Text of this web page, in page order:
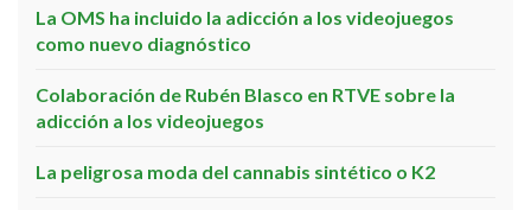
La OMS ha incluido la adicción a los videojuegos
como nuevo diagnóstico
Colaboración de Rubén Blasco en RTVE sobre la
adicción a los videojuegos
La peligrosa moda del cannabis sintético o K2